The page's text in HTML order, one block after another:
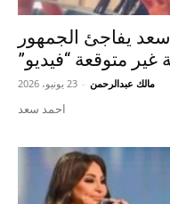
يفاجئ الجمهور
غير متوقعة “فيديو”
مالك عبدالرحمن - 23 يونيو، 2026
احمد سعد